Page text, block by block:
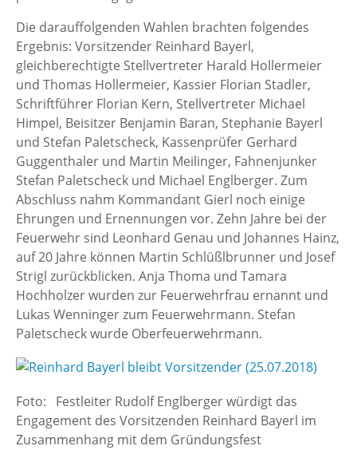
Die darauffolgenden Wahlen brachten folgendes
Ergebnis: Vorsitzender Reinhard Bayerl,
gleichberechtigte Stellvertreter Harald Hollermeier
und Thomas Hollermeier, Kassier Florian Stadler,
Schriftführer Florian Kern, Stellvertreter Michael
Himpel, Beisitzer Benjamin Baran, Stephanie Bayerl
und Stefan Paletscheck, Kassenprüfer Gerhard
Guggenthaler und Martin Meilinger, Fahnenjunker
Stefan Paletscheck und Michael Englberger. Zum
Abschluss nahm Kommandant Gierl noch einige
Ehrungen und Ernennungen vor. Zehn Jahre bei der
Feuerwehr sind Leonhard Genau und Johannes Hainz,
auf 20 Jahre können Martin Schlüßlbrunner und Josef
Strigl zurückblicken. Anja Thoma und Tamara
Hochholzer wurden zur Feuerwehrfrau ernannt und
Lukas Wenninger zum Feuerwehrmann. Stefan
Paletscheck wurde Oberfeuerwehrmann.
Foto: Festleiter Rudolf Englberger würdigt das
Engagement des Vorsitzenden Reinhard Bayerl im
Zusammenhang mit dem Gründungsfest